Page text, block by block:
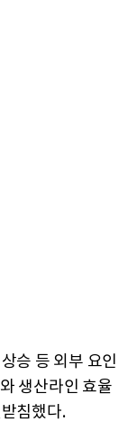
승 등 외부 요인
생산라인 효율
침했다.